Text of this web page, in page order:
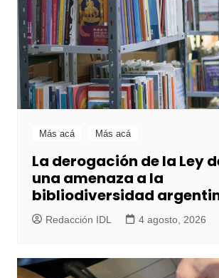
Más acá Más acá
La derogación de la Ley
una amenaza a la
bibliodiversidad
Redacción IDL 4 agosto, 2026